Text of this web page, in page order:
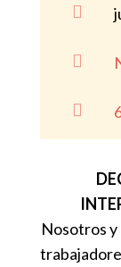



Nosotros